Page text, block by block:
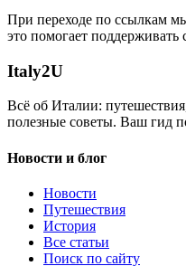
При переходе по ссылкам
это помогает поддерживать
Italy2U
Всё об Италии:
полезные советы. Ваш гид
Новости и блог
Новости
Путешествия
История
Все статьи
Поиск по сайту